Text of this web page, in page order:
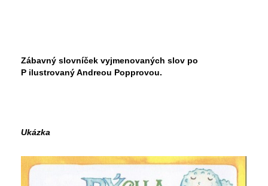
Zábavný slovníček vyjmenovaných slov po
P ilustrovaný Andreou Popprovou.
Ukázka